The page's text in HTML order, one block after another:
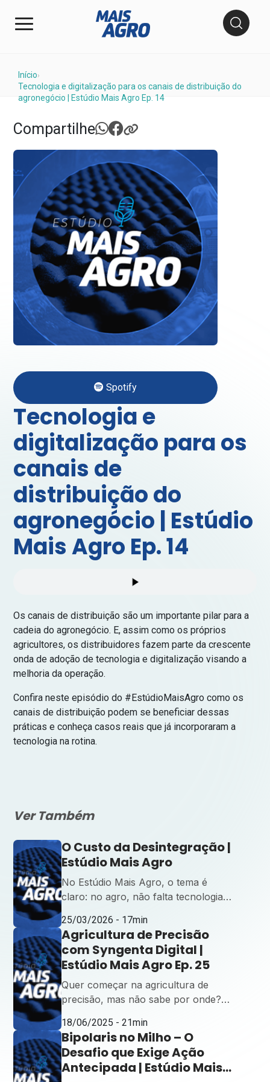
Início›
Tecnologia e digitalização para os canais de distribuição do
agronegócio | Estúdio Mais Agro Ep. 14
Compartilhe
Spotify
Tecnologia e
digitalização para os
canais de
distribuição do
agronegócio | Estúdio
Mais Agro Ep. 14
Os canais de distribuição são um importante pilar para a
cadeia do agronegócio. E, assim como os próprios
agricultores, os distribuidores fazem parte da crescente
onda de adoção de tecnologia e digitalização visando a
melhoria da operação.
Confira neste episódio do #EstúdioMaisAgro como os
canais de distribuição podem se beneficiar dessas
práticas e conheça casos reais que já incorporaram a
tecnologia na rotina.
Ver Também
O Custo da Desintegração |
Estúdio Mais Agro
No Estúdio Mais Agro, o tema é
claro: no agro, não falta tecnologia,
Luísa Torres recebe Matheus Kalil,
gerente do Centro de Inteligência
Agronômica da Syngenta Digital, e
Matheus Pozzobom, RTV de
Grandes Contas, para um bate-papo
sobre como a integração de dados
inteligência prática no campo. Com
[…]
25/03/2026 - 17min
Agricultura de Precisão
com Syngenta Digital |
Estúdio Mais Agro Ep. 25
Quer começar na agricultura de
precisão, mas não sabe por onde?
Agro, Luísa Torres, Especialista em
Conteúdo da Syngenta Digital,
recebe o time da área para mostrar
como dados, tecnologia e
18/06/2025 - 21min
Bipolaris no Milho – O
Desafio que Exige Ação
Antecipada | Estúdio Mais